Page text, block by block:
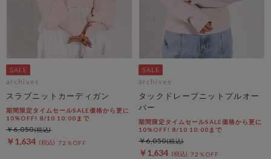
archives
スラブニットカーディガン
期間限定タイムセールSALE価格から更に
10%OFF! 8/10 10:00まで
￥1,634 72％OFF
￥6,050
archives
タックドレープニットプルオー
バー
期間限定タイムセールSALE価格から更に
10%OFF! 8/10 10:00まで
￥1,634 72％OFF
￥6,050